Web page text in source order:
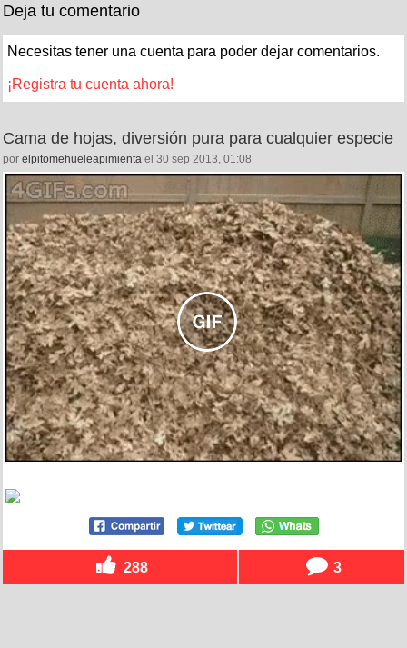
Deja tu comentario
Necesitas tener una cuenta para poder dejar comentarios.
¡Registra tu cuenta ahora!
Cama de hojas, diversión pura para cualquier especie
por elpitomehueleapimienta el 30 sep 2013, 01:08
288 3